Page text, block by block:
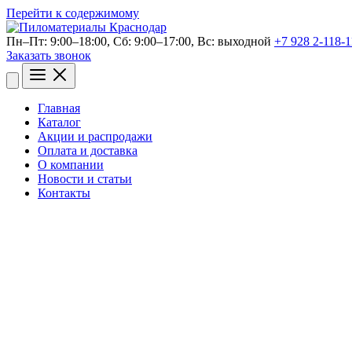
Перейти к содержимому
Пн–Пт: 9:00–18:00, Сб: 9:00–17:00, Bc: выходной +7 928 2-118-
Заказать звонок
Открыть
меню
Главная
Каталог
Акции и распродажи
Оплата и доставка
О компании
Новости и статьи
Контакты